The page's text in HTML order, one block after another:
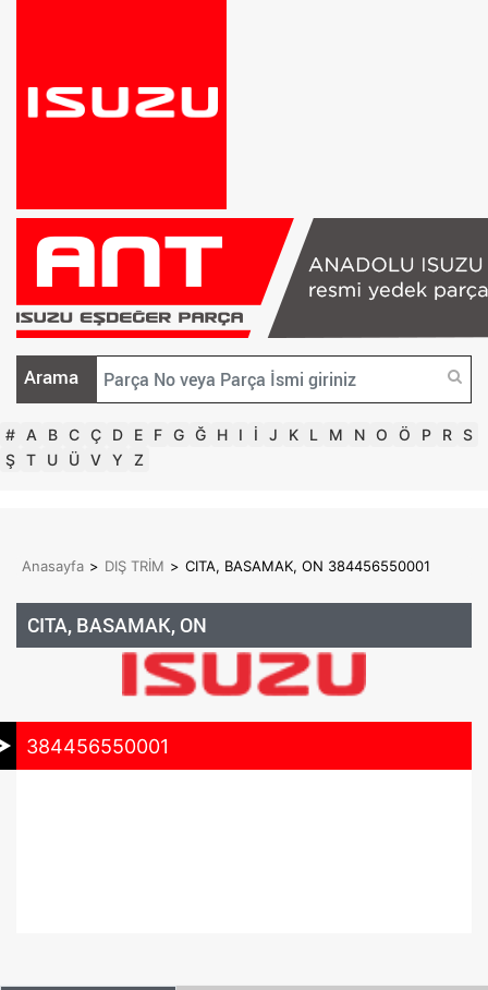
Arama
# A B C Ç D E F G Ğ H I İ J K L M N O Ö P R S
Ş T U Ü V Y Z
Anasayfa > DIŞ TRİM > CITA, BASAMAK, ON 384456550001
CITA, BASAMAK, ON
384456550001